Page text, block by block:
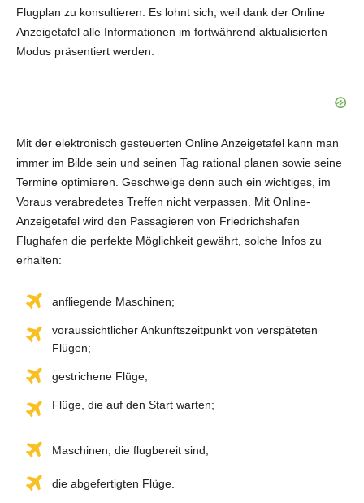
Flugplan zu konsultieren. Es lohnt sich, weil dank der Online
Anzeigetafel alle Informationen im fortwährend aktualisierten
Modus präsentiert werden.
Mit der elektronisch gesteuerten Online Anzeigetafel kann man
immer im Bilde sein und seinen Tag rational planen sowie seine
Termine optimieren. Geschweige denn auch ein wichtiges, im
Voraus verabredetes Treffen nicht verpassen. Mit Online-
Anzeigetafel wird den Passagieren von Friedrichshafen
Flughafen die perfekte Möglichkeit gewährt, solche Infos zu
erhalten:
anfliegende Maschinen;
voraussichtlicher Ankunftszeitpunkt von verspäteten
Flügen;
gestrichene Flüge;
Flüge, die auf den Start warten;
Maschinen, die flugbereit sind;
die abgefertigten Flüge.